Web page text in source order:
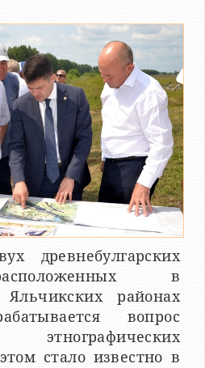
древнебулгарских
в
районах
вопрос
стало известно в